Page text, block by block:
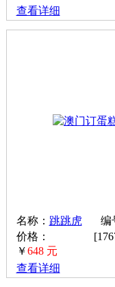
查看详细
名称： 跳跳虎
编
价格：
￥648 元
查看详细